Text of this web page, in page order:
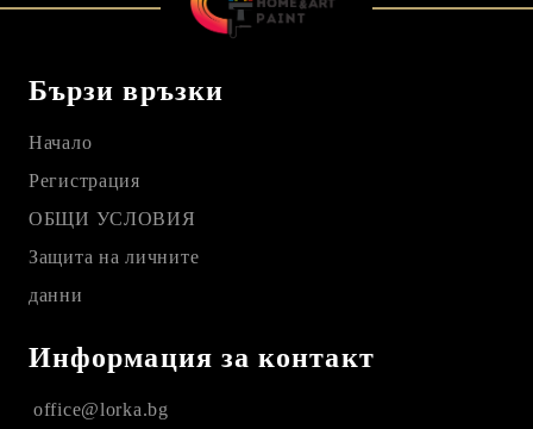
Бързи връзки
Начало
Регистрация
ОБЩИ УСЛОВИЯ
Защита на личните
данни
Информация за контакт
office@lorka.bg